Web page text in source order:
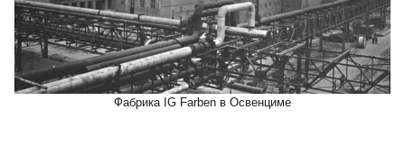
Фабрика IG Farben в Освенциме